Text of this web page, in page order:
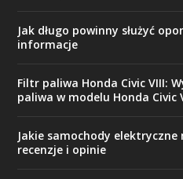
Jak długo powinny służyć
informacje
Filtr paliwa Honda Civic VIII:
paliwa w modelu Honda Civic
Jakie samochody
recenzje i opinie